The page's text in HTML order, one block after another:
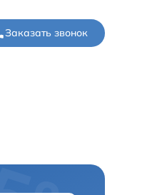
Заказать звонок